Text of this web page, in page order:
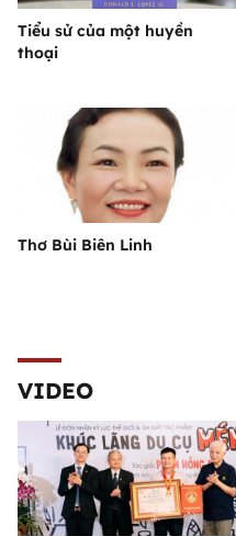
Tiểu sử của một huyền
thoại
Thơ Bùi Biên Linh
VIDEO